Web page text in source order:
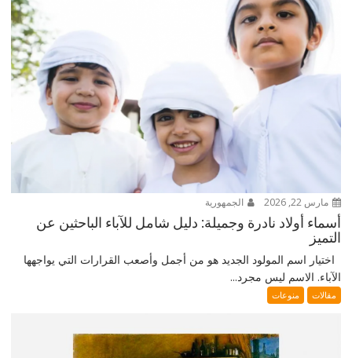
مارس 22, 2026 الجمهورية
أسماء أولاد نادرة وجميلة: دليل شامل للآباء الباحثين عن
التميز
اختيار اسم المولود الجديد هو من أجمل وأصعب القرارات التي يواجهها
الآباء. الاسم ليس مجرد...
مقالات منوعات